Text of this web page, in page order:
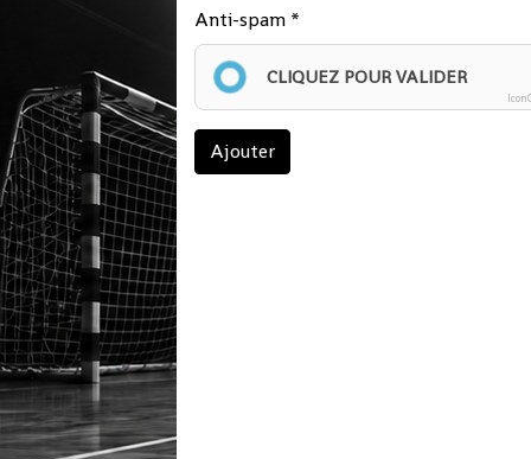
Anti-spam
CLIQUEZ POUR VALIDER
Ajouter